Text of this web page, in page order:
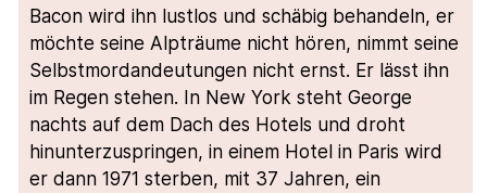
Bacon wird ihn lustlos und schäbig behandeln, er
möchte seine Alpträume nicht hören, nimmt seine
Selbstmordandeutungen nicht ernst. Er lässt ihn
im Regen stehen. In New York steht George
nachts auf dem Dach des Hotels und droht
hinunterzuspringen, in einem Hotel in Paris wird
er dann 1971 sterben, mit 37 Jahren, ein